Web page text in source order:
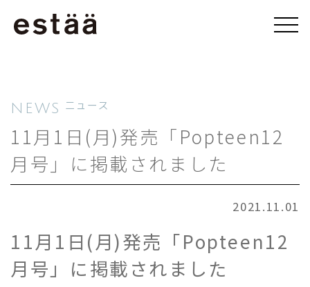
NEWS ニュース
11月1日(月)発売「Popteen12
月号」に掲載されました
2021.11.01
11月1日(月)発売「Popteen12
月号」に掲載されました